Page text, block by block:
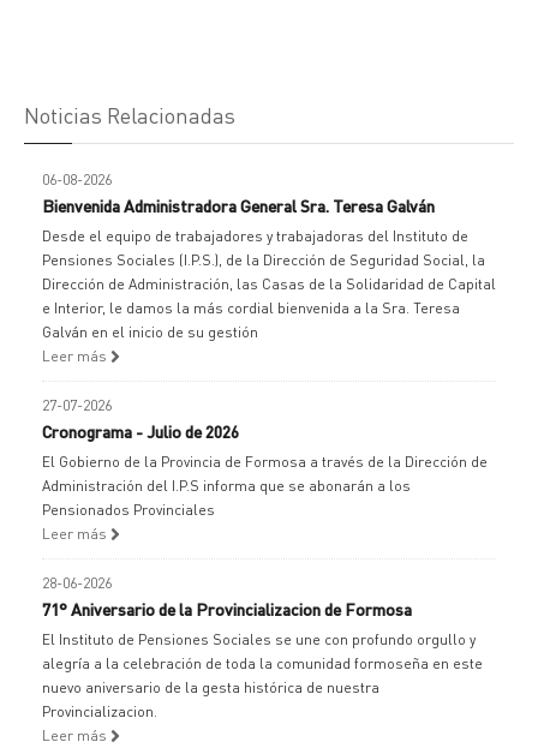
Noticias Relacionadas
06-08-2026
Bienvenida Administradora General Sra. Teresa Galván
Desde el equipo de trabajadores y trabajadoras del Instituto de
Pensiones Sociales (I.P.S.), de la Dirección de Seguridad Social, la
Dirección de Administración, las Casas de la Solidaridad de Capital
e Interior, le damos la más cordial bienvenida a la Sra. Teresa
Galván en el inicio de su gestión
Leer más
27-07-2026
Cronograma - Julio de 2026
El Gobierno de la Provincia de Formosa a través de la Dirección de
Administración del I.P.S informa que se abonarán a los
Pensionados Provinciales
Leer más
28-06-2026
71° Aniversario de la Provincializacion de Formosa
El Instituto de Pensiones Sociales se une con profundo orgullo y
alegría a la celebración de toda la comunidad formoseña en este
nuevo aniversario de la gesta histórica de nuestra
Provincializacion.
Leer más